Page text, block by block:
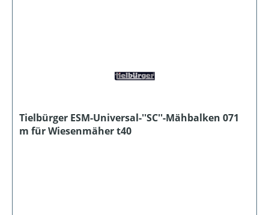
Tielbürger ESM-Universal-''SC''-Mähbalken 071
m für Wiesenmäher t40